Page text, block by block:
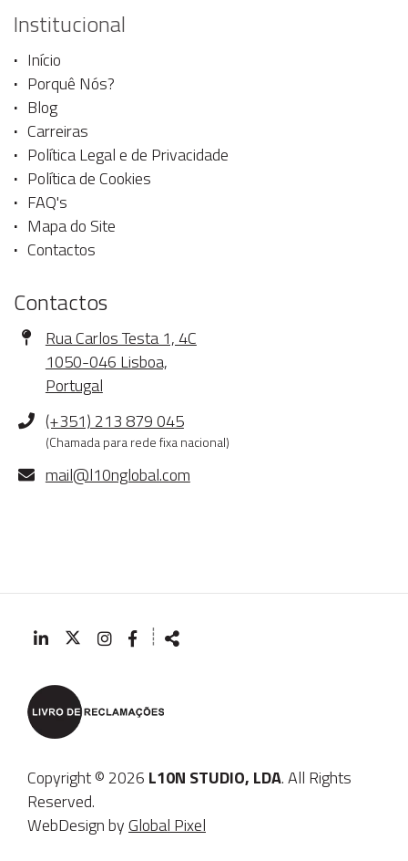
Institucional
Início
Porquê Nós?
Blog
Carreiras
Política Legal e de Privacidade
Política de Cookies
FAQ's
Mapa do Site
Contactos
Contactos
Morada
Rua Carlos Testa 1, 4C
1050-046 Lisboa,
Portugal
Telefone
(+351) 213 879 045
(Chamada para rede fixa nacional)
E-
mail@l10nglobal.com
Siga-
┊
Partilhar
Rede
Copyright © 2026 L10N STUDIO, LDA. All Rights
Reserved.
WebDesign byGlobal Pixel